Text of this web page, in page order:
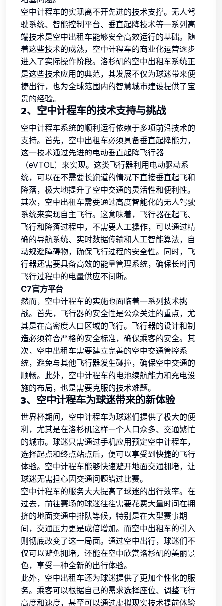
空中计程车的实现离不开先进的技术支撑。无人驾
驶系统、智能控制平台、垂直起降技术等一系列高
端技术是空中出租车能够安全高效运行的基础。随
着这些技术的成熟，空中计程车的商业化运营逐步
进入了实际操作阶段。洛杉矶的空中出租车系统正
是这些技术应用的典范，其发展不仅为球迷带来便
捷出行，也为全球范围内的智慧城市建设提供了宝
贵的经验。
2、空中计程车的技术支持与挑战
空中计程车系统的顺利运行依赖于多项前沿技术的
支持。首先，空中出租车必须具备垂直起降能力，
这一技术通过先进的电动垂直起降飞行器
（eVTOL）来实现。这类飞行器利用电动驱动系
统，可以在不需要长跑道的情况下直接垂直起飞和
降落，极大地提升了空中交通的灵活性和便利性。
其次，空中出租车需要通过高度智能化的无人驾驶
系统来实现自主飞行。这意味着，飞行器在起飞、
飞行和降落过程中，不需要人工操作，可以通过精
确的导航系统、实时数据传输和人工智能算法，自
动规避障碍物，确保飞行过程的安全性。同时，飞
行器还需要具备高效的能量管理系统，确保长时间
飞行过程中的电量供应不间断。
C7官方平台
然而，空中计程车的实施也面临着一系列技术挑
战。首先，飞行器的安全性是公众关注的重点，尤
其是在高密度人口区域的飞行。飞行器的设计和制
造必须符合严格的安全标准，确保乘客的安全。其
次，空中出租车需要建立完善的空中交通管控系
统，避免与其他飞行器发生碰撞，确保空中交通的
顺畅。此外，空中计程车的电池续航能力和充电设
施的布局，也是需要克服的技术难题。
3、空中计程车为球迷带来的新体验
世界杯期间，空中计程车为球迷们提供了极大的便
利，尤其是在洛杉矶这样一个人口众多、交通繁忙
的城市。球迷只需通过手机应用预定空中计程车，
选择起点和终点站点后，便可以享受到快捷的飞行
体验。空中计程车能够快速避开地面交通拥堵，让
球迷无需担心因交通问题错过比赛。
空中计程车的服务大大提高了球迷的出行效率。在
过去，前往赛场的球迷往往需要花费大量时间在拥
挤的地面交通中排队等候，特别是在大型赛事期
间，交通压力更是成倍增加。而空中出租车的引入
则彻底改变了这一局面。通过空中出行，球迷们不
仅可以避免拥堵，还能在空中欣赏洛杉矶的美丽景
色，享受一种全新的出行体验。
此外，空中出租车还为球迷提供了更加个性化的服
务。乘客可以根据自己的需求选择座位、调整飞行
高度和速度，甚至可以通过虚拟现实技术提前体验